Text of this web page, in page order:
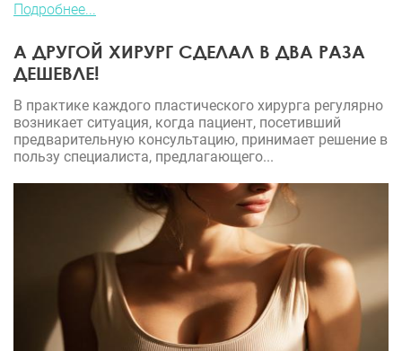
Подробнее...
А ДРУГОЙ ХИРУРГ СДЕЛАЛ В ДВА РАЗА
ДЕШЕВЛЕ!
В практике каждого пластического хирурга регулярно
возникает ситуация, когда пациент, посетивший
предварительную консультацию, принимает решение в
пользу специалиста, предлагающего...